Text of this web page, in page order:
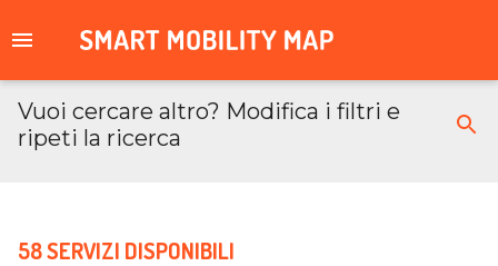
Vuoi cercare altro? Modifica i filtri e
ripeti la ricerca
58 SERVIZI DISPONIBILI